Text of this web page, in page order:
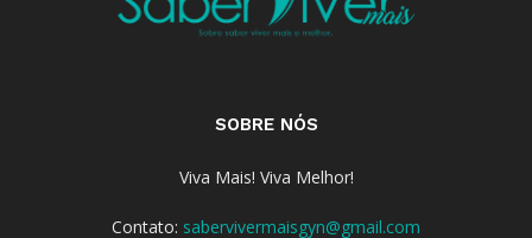
SOBRE NÓS
Viva Mais! Viva Melhor!
Contato: sabervivermaisgyn@gmail.com